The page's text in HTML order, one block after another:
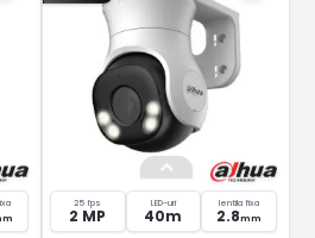
25 fps
2 MP
LED-uri
40m
lentila fixa
2.8mm